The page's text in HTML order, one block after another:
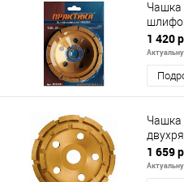
Чашка
1 420
Чашка
1 659